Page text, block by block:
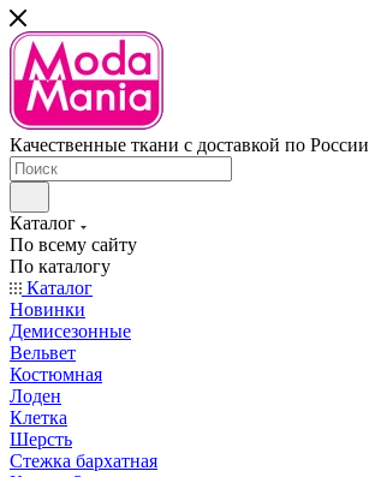
Качественные ткани с доставкой по России
Каталог
По всему сайту
По каталогу
Каталог
Новинки
Демисезонные
Вельвет
Костюмная
Лоден
Клетка
Шерсть
Стежка бархатная